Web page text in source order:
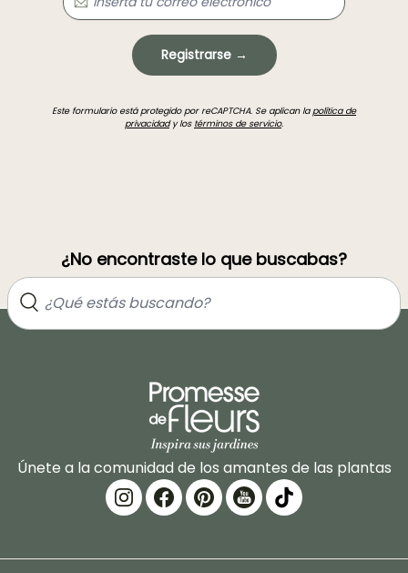
Registrarse →
Este formulario está protegido por reCAPTCHA. Se aplican lapolítica de
privacidady los términos de servicio.
¿No encontraste lo que buscabas?
Únete a la comunidad de los amantes de las plantas